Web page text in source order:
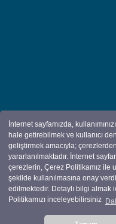
İnternet sayfamızda,
hale getirebilmek ve kullanıcı
geliştirmek amacıyla; çerezlerden
yararlanılmaktadır. İnternet
çerezlerin, Çerez Politikamız ile
şekilde kullanılmasına onay
edilmektedir. Detaylı bilgi almak
Politikamızı inceleyebilirsiniz